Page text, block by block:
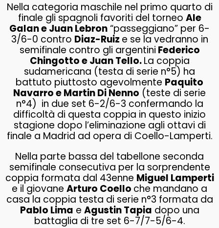
Nella categoria maschile nel primo quarto di
finale gli spagnoli favoriti del torneo Ale
Galan e Juan Lebron“passeggiano” per 6-
3/6-0 contro Diaz-Ruiz e se la vedranno in
semifinale contro gli argentini Federico
Chingotto e Juan Tello.La coppia
sudamericana (testa di serie n°5) ha
battuto piuttosto agevolmente Paquito
Navarro e Martin Di Nenno (teste di serie
n°4) in due set 6-2/6-3 confermando la
difficoltà di questa coppia in questo inizio
stagione dopo l’eliminazione agli ottavi di
finale a Madrid ad opera di Coello-Lamperti.
Nella parte bassa del tabellone seconda
semifinale consecutiva per la sorprendente
coppia formata dal 43enne Miguel Lamperti
e il giovane Arturo Coello che mandano a
casa la coppia testa di serie n°3 formata da
Pablo Lima e Agustin Tapia dopo una
battaglia di tre set 6-7/7-5/6-4.